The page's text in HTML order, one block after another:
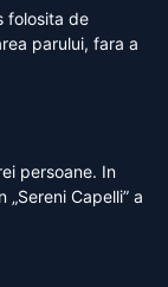
folosita de
parului, fara a
persoane. In
Capelli” a